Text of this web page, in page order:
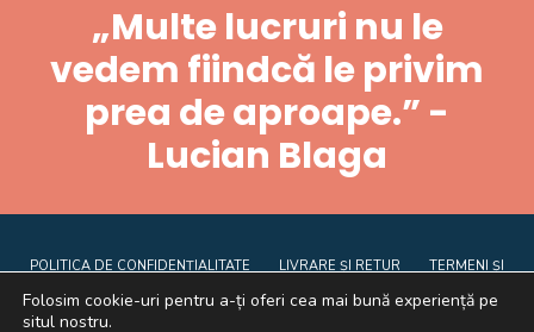
„Multe lucruri nu le
vedem fiindcă le privim
prea de aproape.” -
Lucian Blaga
POLITICA DE CONFIDENȚIALITATE LIVRARE ȘI RETUR
TERMENI ȘI
CONDIȚII
CE SUNT COOKIE-URILE ANPC
Folosim cookie-uri pentru a-ți oferi cea mai bună experiență pe
situl nostru.